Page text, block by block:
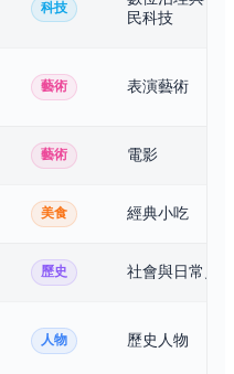
科技
民科技
藝術 表演藝術
藝術 電影
美食 經典小吃
歷史 社會與日常史
人物 歷史人物